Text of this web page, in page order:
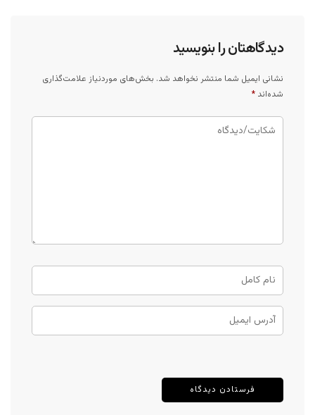
دیدگاهتان را بنویسید
نشانی ایمیل شما منتشر نخواهد شد. بخش‌های موردنیاز علامت‌گذاری
شده‌اند *